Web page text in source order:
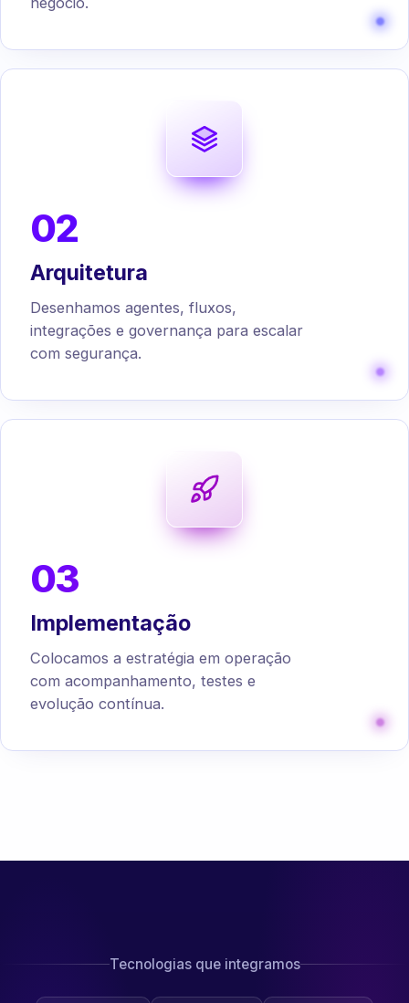
02
Arquitetura
Desenhamos agentes, fluxos,
integrações e governança para escalar
com segurança.
03
Implementação
Colocamos a estratégia em operação
com acompanhamento, testes e
evolução contínua.
Tecnologias que integramos